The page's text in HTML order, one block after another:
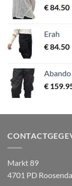
€84.50
Erah
€84.50
Abando
€
Markt 89
4701 PD